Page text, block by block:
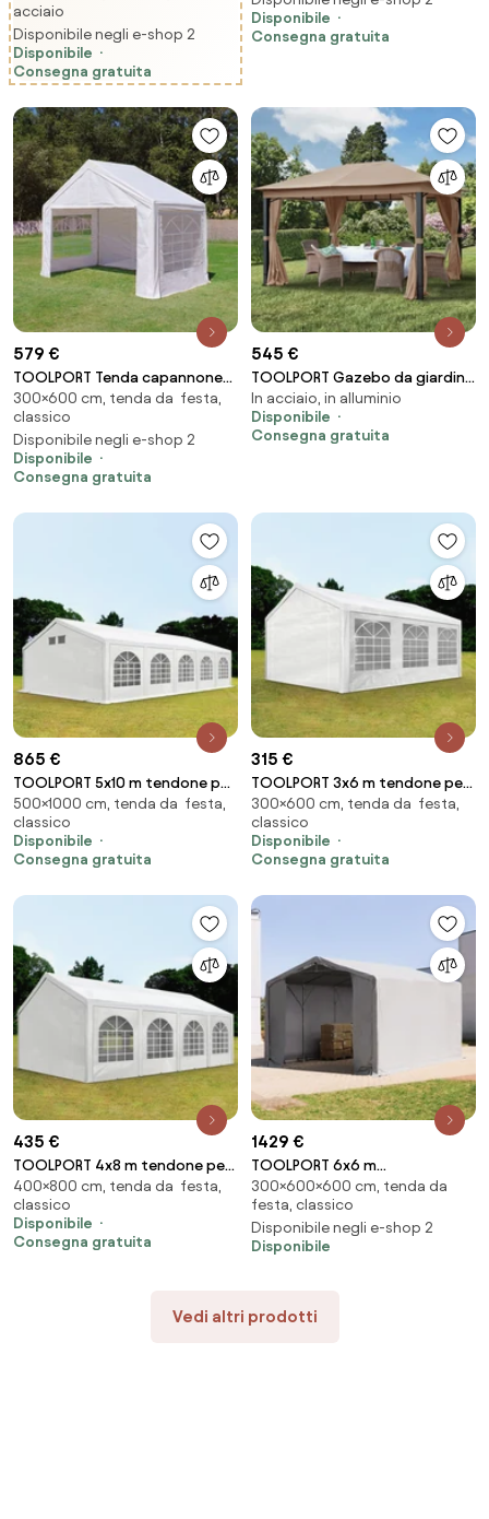
crema, 3x4 m - (301349)
acciaio
Disponibile negli e-shop 2
Disponibile
Consegna gratuita
Disponibile
Consegna gratuita
579 €
TOOLPORT Tenda capannone
3x6m, Telo in PVC, grigio -
(2332)
300×600 cm, tenda da festa,
classico
Disponibile negli e-shop 2
Disponibile
Consegna gratuita
545 €
TOOLPORT Gazebo da giardino
Sunset Premium ocra, 3x4m -
(300047)
In acciaio, in alluminio
Disponibile
Consegna gratuita
865 €
TOOLPORT 5x10 m tendone per
feste, PE 550, bianco - (92104)
500×1000 cm, tenda da festa,
classico
Disponibile
Consegna gratuita
315 €
TOOLPORT 3x6 m tendone per
feste, PE 350, bianco - (90101)
300×600 cm, tenda da festa,
classico
Disponibile
Consegna gratuita
435 €
TOOLPORT 4x8 m tendone per
feste, PE 450, bianco - (91111)
400×800 cm, tenda da festa,
classico
Disponibile
Consegna gratuita
1429 €
TOOLPORT 6x6 m
tendostruttura, altezza 3,0m
porta a cerniera, PVC 850,
grigio, senza statica - (79893)
300×600×600 cm, tenda da
festa, classico
Disponibile negli e-shop 2
Disponibile
Vedi altri prodotti